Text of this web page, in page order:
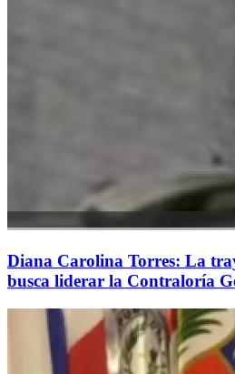
Diana Carolina Torres: La
busca liderar la Contraloría